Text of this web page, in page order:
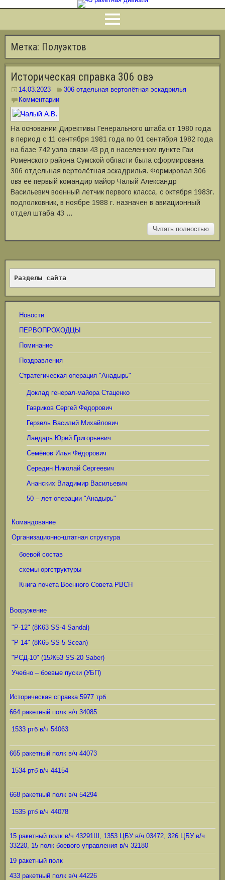
Метка: Полуэктов
Историческая справка 306 овэ
14.03.2023
306 отдельная вертолётная эскадрилья
Комментарии
На основании Директивы Генерального штаба от 1980 года
в период с 11 сентября 1981 года по 01 сентября 1982 года
на базе 742 узла связи 43 рд в населенном пункте Гаи
Роменского района Сумской области была сформирована
306 отдельная вертолётная эскадрилья. Формировал 306
овэ её первый командир майор Чалый Александр
Васильевич военный летчик первого класса, с октября 1983г.
подполковник, в ноябре 1988 г. назначен в авиационный
отдел штаба 43 …
Читать полностью
Разделы сайта
Новости
ПЕРВОПРОХОДЦЫ
Поминание
Поздравления
Стратегическая операция "Анадырь"
Доклад генерал-майора Стаценко
Гавриков Сергей Федорович
Герзель Василий Михайлович
Ландарь Юрий Григорьевич
Семёнов Илья Фёдорович
Середин Николай Сергеевич
Ананских Владимир Васильевич
50 – лет операции "Анадырь"
Командование
Организационно-штатная структура
боевой состав
схемы оргструктуры
Книга почета Военного Совета РВСН
Вооружение
"Р-12" (8К63 SS-4 Sandal)
"Р-14" (8К65 SS-5 Scean)
"РСД-10" (15Ж53 SS-20 Saber)
Учебно – боевые пуски (УБП)
Историческая справка 5977 трб
664 ракетный полк в/ч 34085
1533 ртб в/ч 54063
665 ракетный полк в/ч 44073
1534 ртб в/ч 44154
668 ракетный полк в/ч 54294
1535 ртб в/ч 44078
15 ракетный полк в/ч 43291Ш, 1353 ЦБУ в/ч 03472, 326 ЦБУ в/ч
33220, 15 полк боевого управления в/ч 32180
19 ракетный полк
433 ракетный полк в/ч 44226